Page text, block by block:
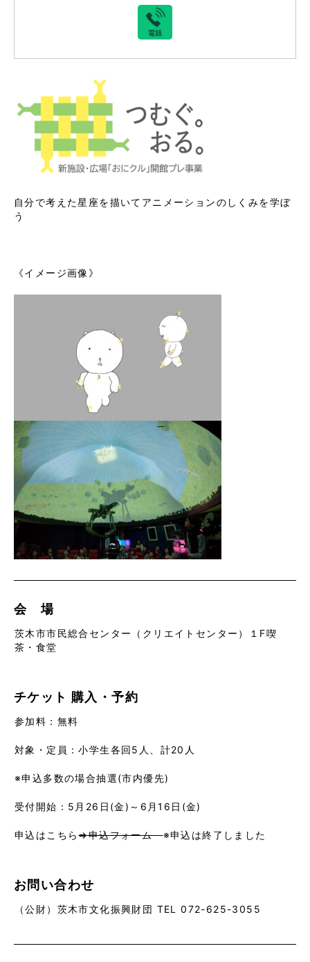
自分で考えた星座を描いてアニメーションのしくみを学ぼ
う
《イメージ画像》
会 場
茨木市市民総合センター（クリエイトセンター）１F喫
茶・食堂
チケット 購入・予約
参加料：無料
対象・定員：小学生各回5人、計20人
※申込多数の場合抽選(市内優先)
受付開始：5月26日(金)～6月16日(金)
申込はこちら⇒申込フォーム※申込は終了しました
お問い合わせ
（公財）茨木市文化振興財団 TEL 072-625-3055